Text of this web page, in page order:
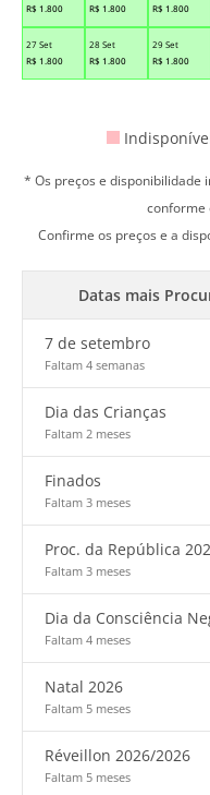
R$ 1.800 R$ 1.800 R$ 1.800
27 Set
R$ 1.800
28 Set
R$ 1.800
29 Set
R$ 1.800
* Os preços e disponibilidade
conforme
Confirme os preços e a
Datas mais
7 de setembro
Faltam 4 semanas
Dia das Crianças
Faltam 2 meses
Finados
Faltam 3 meses
Proc. da República
Faltam 3 meses
Dia da Consciência
Faltam 4 meses
Natal 2026
Faltam 5 meses
Réveillon 2026/2026
Faltam 5 meses